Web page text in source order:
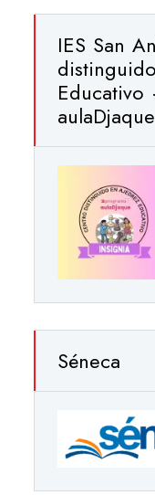
IES San
Educativo
Séneca